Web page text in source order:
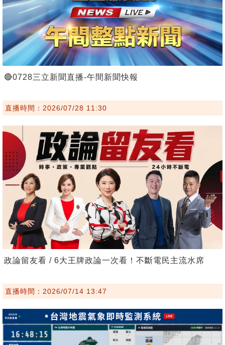
🔴0728三立新聞直播-午間新聞快報
直播時間：2026/07/28 11:30
政論留友看 / 6大王牌政論一次看！不斷電民主流水席
直播時間：2026/07/14 13:47